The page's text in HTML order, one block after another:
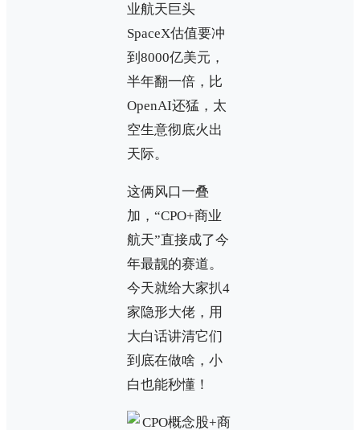
业航天巨头
SpaceX估值要冲
到8000亿美元，
半年翻一倍，比
OpenAI还猛，太
空生意彻底火出
天际。
这俩风口一叠
加，“CPO+商业
航天”直接成了今
年最靓的赛道。
今天就给大家扒4
家隐形大佬，用
大白话讲清它们
到底在做啥，小
白也能秒懂！